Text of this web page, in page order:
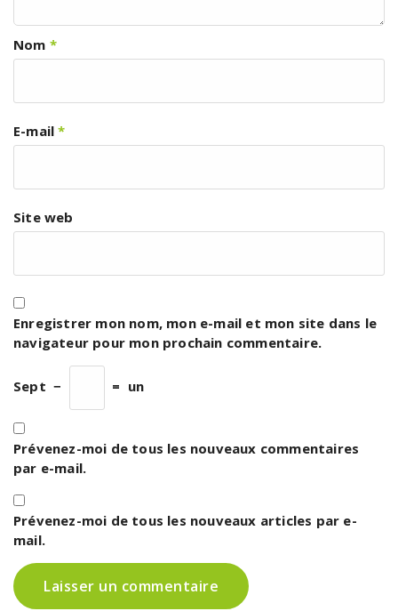
Nom *
E-mail*
Site web
Enregistrer mon nom, mon e-mail et mon site dans le
navigateur pour mon prochain commentaire.
Sept − = un
Prévenez-moi de tous les nouveaux commentaires
par e-mail.
Prévenez-moi de tous les nouveaux articles par e-
mail.